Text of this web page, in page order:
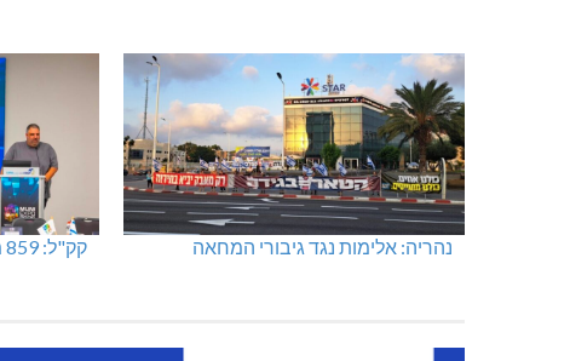
נהריה: אלימות נגד גיבורי המחאה קק"ל: 859 מלש"ח לחיזוק ופיתוח הצפון